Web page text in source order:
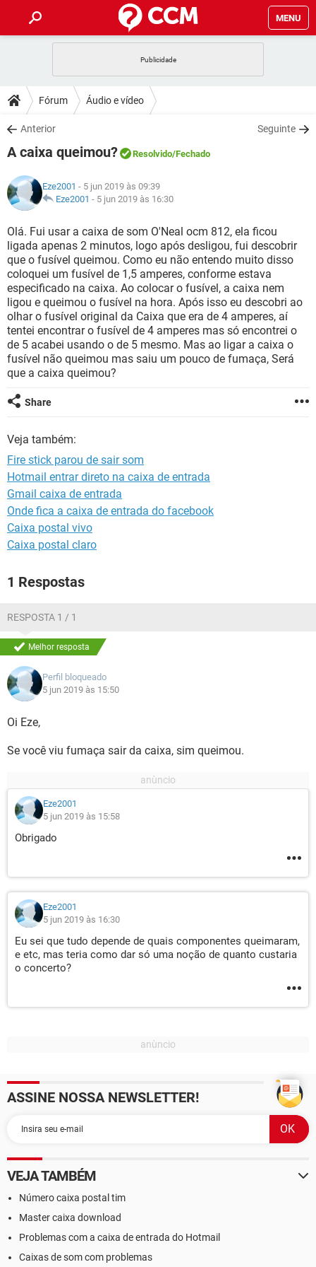
MENU
CELULAR
OUTLOOK
INSTAGRAM GMAIL
GUIA DE COMPRAS
DICAS
JOGOS
INSTAGRAM
GUIA DE COMPRAS
DOWNLOADS
JOGOS WHATSAPP
CELULAR
OUTLOOK EXCEL
INSTAGRAM GMAIL
GUIA DE COMPRAS
JOGOS
CELULAR
OUTLOOK EXCEL
INSTAGRAM GMAIL
GUIA DE COMPRAS
GLOSSÁRIO
JOGOS WHATSAPP
CELULAR FACEBOOK
OUTLOOK EXCEL
INSTAGRAM GMAIL
GUIA DE COMPRAS
Fórum Áudio e vídeo
Anterior Seguinte
A caixa queimou? Resolvido/Fechado
Eze2001 - 5 jun 2019 às 09:39
Eze2001 - 5 jun 2019 às 16:30
Olá. Fui usar a caixa de som O'Neal ocm 812, ela ficou
ligada apenas 2 minutos, logo após desligou, fui descobrir
que o fusível queimou. Como eu não entendo muito disso
coloquei um fusível de 1,5 amperes, conforme estava
especificado na caixa. Ao colocar o fusível, a caixa nem
ligou e queimou o fusível na hora. Após isso eu descobri ao
olhar o fusível original da Caixa que era de 4 amperes, aí
tentei encontrar o fusível de 4 amperes mas só encontrei o
de 5 acabei usando o de 5 mesmo. Mas ao ligar a caixa o
fusível não queimou mas saiu um pouco de fumaça, Será
que a caixa queimou?
Share
Veja também:
Fire stick parou de sair som
Hotmail entrar direto na caixa de entrada
Gmail caixa de entrada
Onde fica a caixa de entrada do facebook
Caixa postal vivo
Caixa postal claro
1 Respostas
RESPOSTA 1 / 1
Melhor resposta
Perfil bloqueado
5 jun 2019 às 15:50
Oi Eze,
Se você viu fumaça sair da caixa, sim queimou.
Eze2001
5 jun 2019 às 15:58
Obrigado
Eze2001
5 jun 2019 às 16:30
Eu sei que tudo depende de quais componentes queimaram,
e etc, mas teria como dar só uma noção de quanto custaria
o concerto?
ASSINE NOSSA NEWSLETTER!
VEJA TAMBÉM
Número caixa postal tim
Master caixa download
Problemas com a caixa de entrada do Hotmail
Caixas de som com problemas